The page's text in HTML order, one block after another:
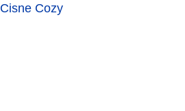
Cisne Cozy